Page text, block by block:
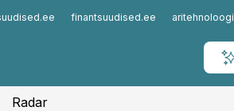
finantsuudised.ee
Radar